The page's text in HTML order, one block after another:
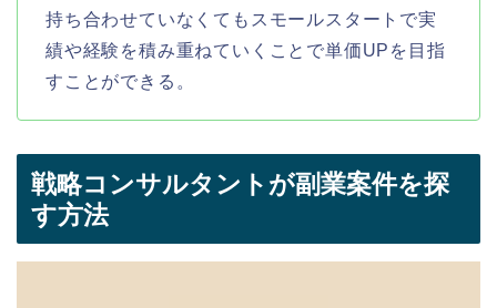
持ち合わせていなくてもスモールスタートで実
績や経験を積み重ねていくことで単価UPを目指
すことができる。
戦略コンサルタントが副業案件を探
す方法